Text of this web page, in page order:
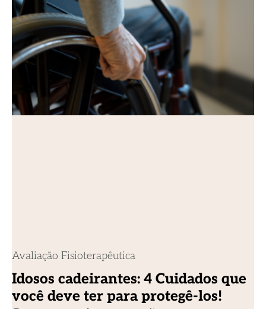
Avaliação Fisioterapêutica
Idosos cadeirantes: 4 Cuidados que
você deve ter para protegê-los!